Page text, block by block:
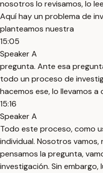
nosotros lo revisamos, lo
Aquí hay un problema de
planteamos nuestra
15:05
Speaker A
pregunta. Ante esa
todo un proceso de
hacemos ese, lo llevamos a
15:16
Speaker A
Todo este proceso, como
individual. Nosotros
pensamos la pregunta,
investigación. Sin